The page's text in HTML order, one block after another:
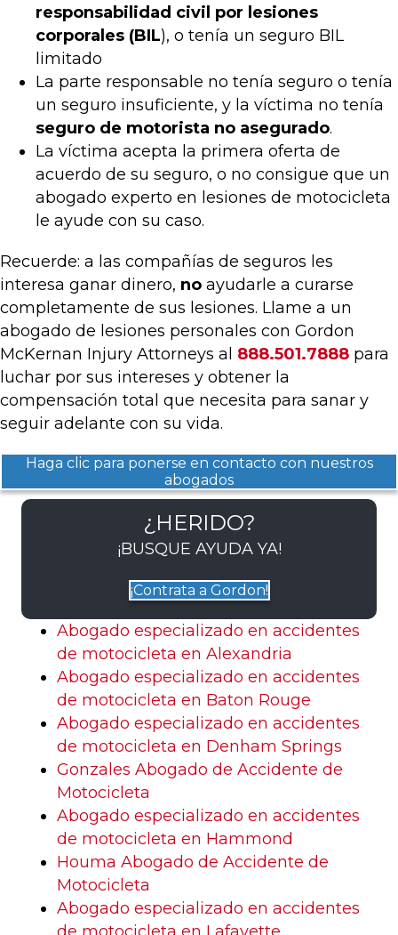
responsabilidad civil por lesiones
corporales (BIL), o tenía un seguro BIL
limitado
La parte responsable no tenía seguro o tenía
un seguro insuficiente, y la víctima no tenía
seguro de motorista no asegurado.
La víctima acepta la primera oferta de
acuerdo de su seguro, o no consigue que un
abogado experto en lesiones de motocicleta
le ayude con su caso.
Recuerde: a las compañías de seguros les
interesa ganar dinero, no ayudarle a curarse
completamente de sus lesiones. Llame a un
abogado de lesiones personales con Gordon
McKernan Injury Attorneys al 888.501.7888 para
luchar por sus intereses y obtener la
compensación total que necesita para sanar y
seguir adelante con su vida.
Haga clic para ponerse en contacto con nuestros
abogados
¿HERIDO?
¡BUSQUE AYUDA YA!
¡Contrata a Gordon!
Abogado especializado en accidentes
de motocicleta en Alexandria
Abogado especializado en accidentes
de motocicleta en Baton Rouge
Abogado especializado en accidentes
de motocicleta en Denham Springs
Gonzales Abogado de Accidente de
Motocicleta
Abogado especializado en accidentes
de motocicleta en Hammond
Houma Abogado de Accidente de
Motocicleta
Abogado especializado en accidentes